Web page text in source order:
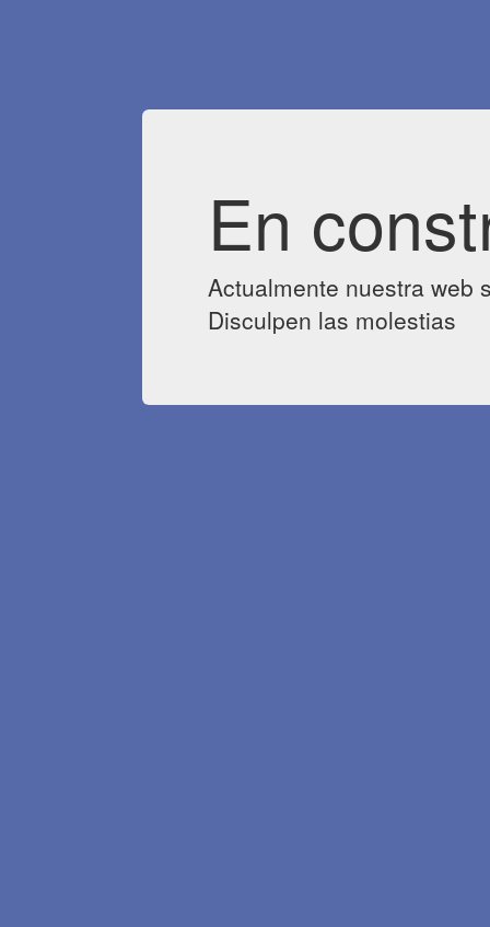
En
Actualmente nuestra web
Disculpen las molestias